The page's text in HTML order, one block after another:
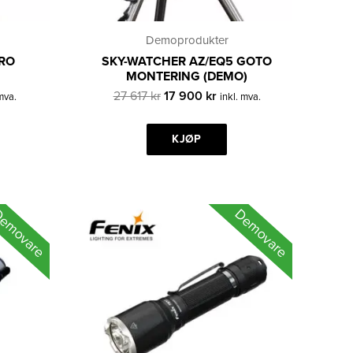
Demoprodukter
SKY-WATCHER AZ/EQ5 GOTO
MONTERING (DEMO)
27 617kr Opprinnelig
var:
27
617 kr.
17 900 krNåværende
er:
900 kr.
inkl. mva.
KJØP
Demovare